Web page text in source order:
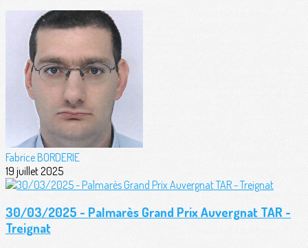
Fabrice BORDERIE
19 juillet 2025
30/03/2025 - Palmarès Grand Prix Auvergnat TAR -
Treignat